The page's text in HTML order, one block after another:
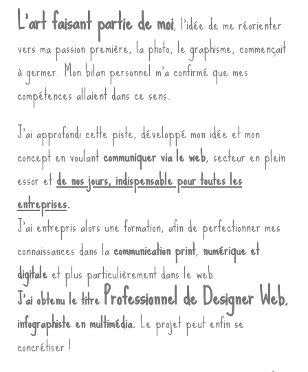
L’art faisant partie de moi, l’idée de me réorienter
vers ma passion première, la photo, le graphisme, commençait
à germer. Mon bilan personnel m’a confirmé que mes
compétences allaient dans ce sens.
J’ai approfondi cette piste, développé mon idée et mon
concept en voulantcommuniquer via le web, secteur en plein
essor etde nos jours, indispensable pour toutes les
entreprises.
J’ai entrepris alors une formation, afin de perfectionner mes
connaissances dans lacommunication print, numérique et
digitaleet plus particulièrement dans le web.
J’ai obtenu le titreProfessionnel de Designer Web,
infographiste en multimédia.Le projet peut enfin se
concrétiser !